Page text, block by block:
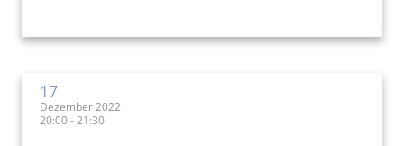
17
Dezember 2022
20:00 - 21:30